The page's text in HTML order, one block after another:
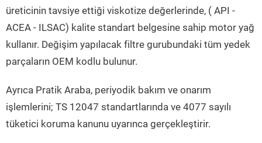
üreticinin tavsiye ettiği viskotize değerlerinde, ( API -
ACEA - ILSAC) kalite standart belgesine sahip motor yağ
kullanır. Değişim yapılacak filtre gurubundaki tüm yedek
parçaların OEM kodlu bulunur.
Ayrıca Pratik Araba, periyodik bakım ve onarım
işlemlerini; TS 12047 standartlarında ve 4077 sayılı
tüketici koruma kanunu uyarınca gerçekleştirir.